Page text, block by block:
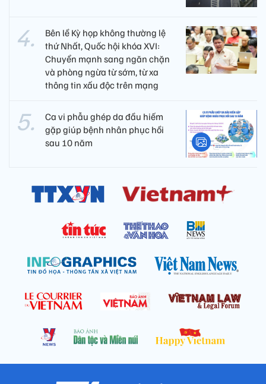
Bên lề Kỳ họp không thường lệ
thứ Nhất, Quốc hội khóa XVI:
Chuyển mạnh sang ngăn chặn
và phòng ngừa từ sớm, từ xa
thông tin xấu độc trên mạng
Ca vi phẫu ghép da đầu hiếm
gặp giúp bệnh nhân phục hồi
sau 10 năm